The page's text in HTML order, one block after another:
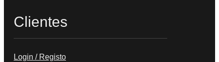
Clientes
Login / Registo